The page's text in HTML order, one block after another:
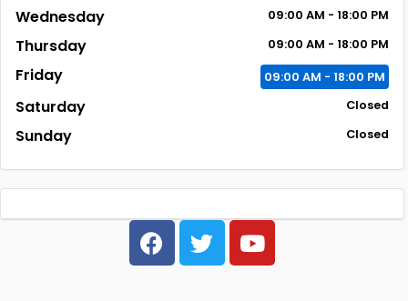
Wednesday 09:00 AM - 18:00 PM
Thursday 09:00 AM - 18:00 PM
Friday 09:00 AM - 18:00 PM
Saturday Closed
Sunday Closed